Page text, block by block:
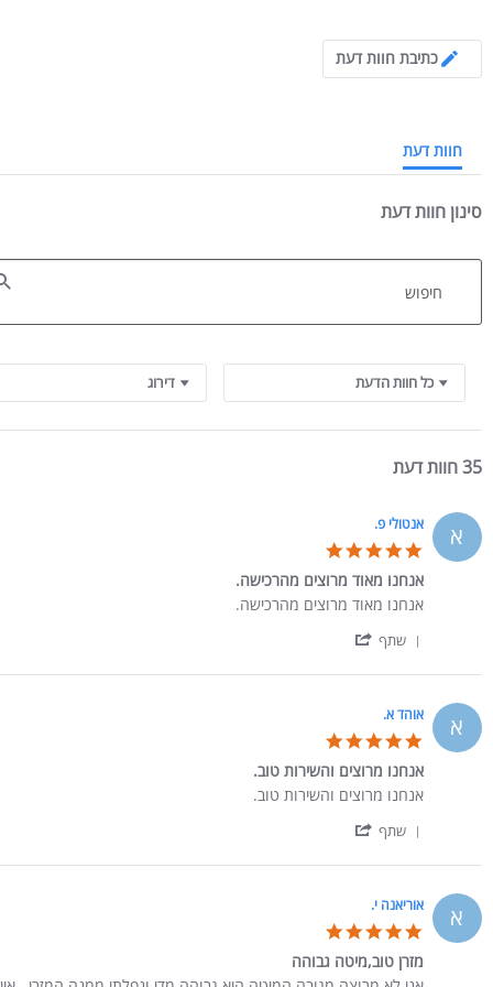
אורך
כתיבת חוות דעת
חוות דעת
סינון חוות דעת
דירוג כל חוות הדעת
35 חוות דעת
א אנטולי פ.
אנחנו מאוד מרוצים מהרכישה.
Review by אנטולי פ. on 2 Jan 2023
review stating אנחנו מאוד מרוצים מהרכישה.
אנחנו מאוד מרוצים מהרכישה.
שתף
א אוהד א.
אנחנו מרוצים והשירות טוב.
Review by אוהד א. on 1 Jan 2023
review stating אנחנו מרוצים והשירות טוב.
אנחנו מרוצים והשירות טוב.
שתף
א אוריאנה י.
מזרן טוב,מיטה גבוהה